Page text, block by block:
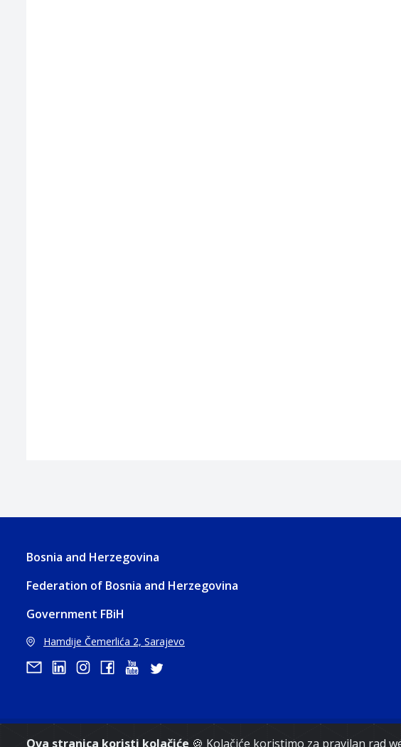
Ova stranica koristi kolačiće 🍪 Kolačiće koristimo za pravilan rad
Bosnia and Herzegovina
Federation of Bosnia and Herzegovina
Government FBiH
Hamdije Čemerlića 2, Sarajevo
Copyright 2021.